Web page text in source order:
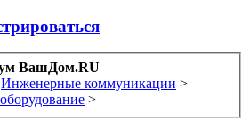
ВашДом.RU
Инженерные коммуникации >
>